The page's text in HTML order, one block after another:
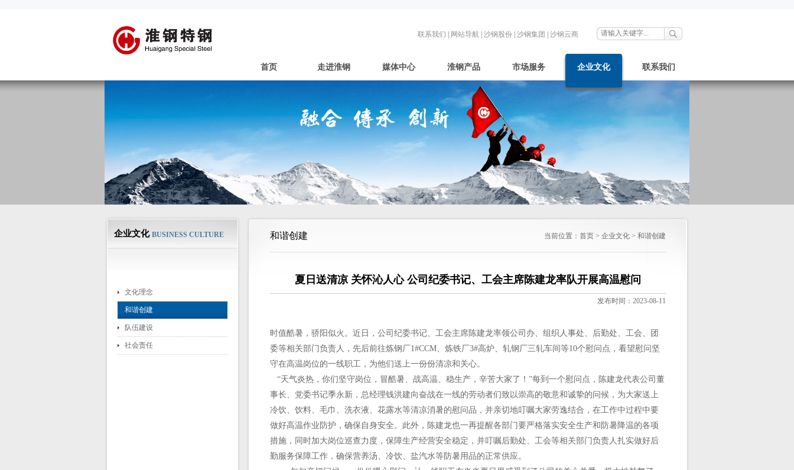
联系我们 网站导航 沙钢股份 沙钢集团 沙钢云商
首页 走进淮钢 媒体中心 淮钢产品 市场服务 企业文化 联系我们
企业文化 BUSINESS CULTURE
文化理念
和谐创建
队伍建设
社会责任
当前位置： 首页 > 企业文化 > 和谐创建
和谐创建
夏日送清凉 关怀沁人心 公司纪委书记、工会主席陈建龙率队开展高温慰问
发布时间：2023-08-11
时值酷暑，骄阳似火。近日，公司纪委书记、工会主席陈建龙率领公司办、组织人事处、后勤处、工会、团
委等相关部门负责人，先后前往炼钢厂1#CCM、炼铁厂3#高炉、轧钢厂三轧车间等10个慰问点，看望慰问坚
守在高温岗位的一线职工，为他们送上一份份清凉和关心。
“天气炎热，你们坚守岗位，冒酷暑、战高温、稳生产，辛苦大家了！”每到一个慰问点，陈建龙代表公司董
事长、党委书记季永新，总经理钱洪建向奋战在一线的劳动者们致以崇高的敬意和诚挚的问候，为大家送上
冷饮、饮料、毛巾、洗衣液、花露水等清凉消暑的慰问品，并亲切地叮嘱大家劳逸结合，在工作中过程中要
做好高温作业防护，确保自身安全。此外，陈建龙也一再提醒各部门要严格落实安全生产和防暑降温的各项
措施，同时加大岗位巡查力度，保障生产经营安全稳定，并叮嘱后勤处、工会等相关部门负责人扎实做好后
勤服务保障工作，确保营养汤、冷饮、盐汽水等防暑用品的正常供应。